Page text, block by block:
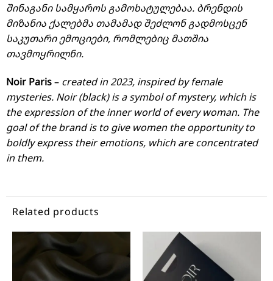
შინაგანი სამყაროს გამოხატულებაა. ბრენდის
მიზანია ქალებმა თამამად შეძლონ გადმოსცენ
საკუთარი ემოციები, რომლებიც მათშია
თავმოყრილნი.
Noir Paris– created in 2023, inspired by female
mysteries. Noir (black) is a symbol of mystery, which is
the expression of the inner world of every woman. The
goal of the brand is to give women the opportunity to
boldly express their emotions, which are concentrated
in them.
Related products